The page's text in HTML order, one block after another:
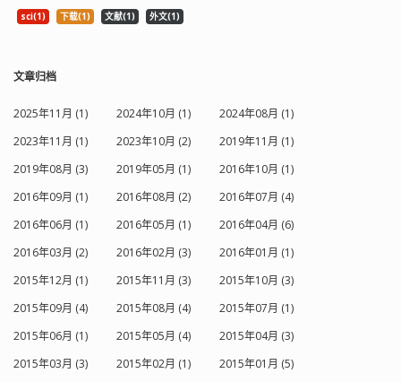
sci(1) 下载(1) 文献(1) 外文(1)
文章归档
2025年11月 (1) 2024年10月 (1)
2024年08月 (1)
2023年11月 (1)
2023年10月 (2)
2019年11月 (1)
2019年08月 (3)
2019年05月 (1)
2016年10月 (1)
2016年09月 (1)
2016年08月 (2)
2016年07月 (4)
2016年06月 (1)
2016年05月 (1)
2016年04月 (6)
2016年03月 (2)
2016年02月 (3)
2016年01月 (1)
2015年12月 (1)
2015年11月 (3)
2015年10月 (3)
2015年09月 (4)
2015年08月 (4)
2015年07月 (1)
2015年06月 (1)
2015年05月 (4)
2015年04月 (3)
2015年03月 (3)
2015年02月 (1)
2015年01月 (5)